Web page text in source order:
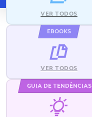
VER TODOS
EBOOKS
VER TODOS
GUIA DE TENDÊNCIAS